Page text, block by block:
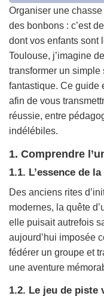
Organiser une
des bonbons : c’est
dont vos enfants sont
Toulouse, j’imagine
transformer un
fantastique. Ce guide
afin de vous
réussie, entre
indélébiles.
1. Comprendre
1.1. L’essence de
Des anciens rites
modernes, la quête
elle puisait autrefois
aujourd’hui imposée
fédérer un groupe et
une aventure
1.2. Le jeu de piste